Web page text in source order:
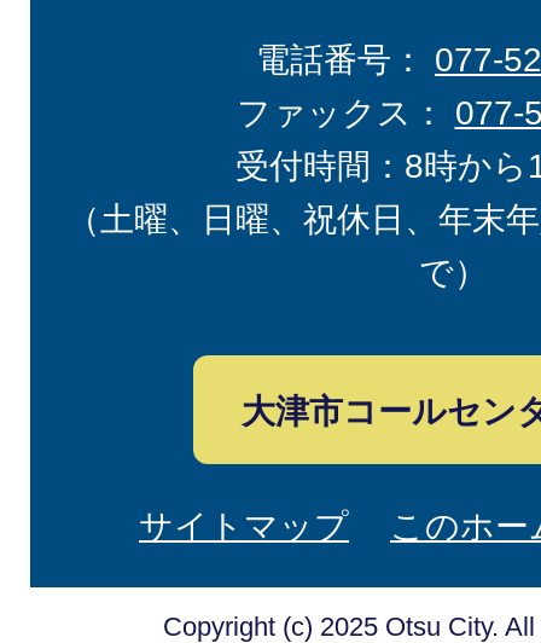
電話番号： 077-
ファックス： 077-
受付時間：8時から
（土曜、日曜、祝休日、年末
で）
大津市コールセン
サイトマップ このホ
Copyright (c) 2025 Otsu City.